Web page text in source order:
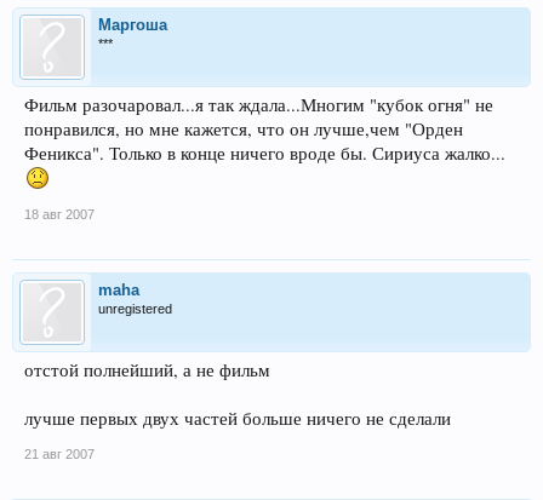
Маргоша
***
Фильм разочаровал...я так ждала...Многим "кубок огня" не
понравился, но мне кажется, что он лучше,чем "Орден
Феникса". Только в конце ничего вроде бы. Сириуса жалко...
18 авг 2007
maha
unregistered
отстой полнейший, а не фильм
лучше первых двух частей больше ничего не сделали
21 авг 2007